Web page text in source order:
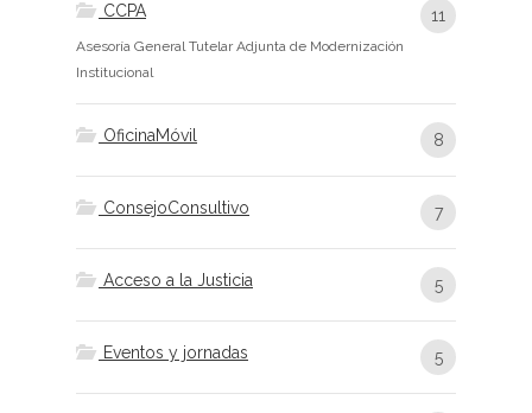
CCPA 11
Asesoría General Tutelar Adjunta de Modernización
Institucional
OficinaMóvil 8
ConsejoConsultivo 7
Acceso a la Justicia 5
Eventos y jornadas 5